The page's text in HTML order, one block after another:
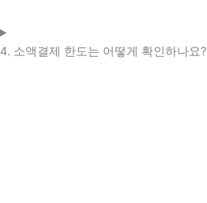
4. 소액결제 한도는 어떻게 확인하나요?